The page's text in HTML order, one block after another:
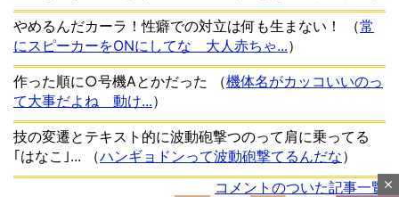
やめるんだカーラ！性癖での対立は何も生まない！
（常
にスピーカーをONにしてな 大人赤ちゃ...）
作った順に○号機Aとかだった
（機体名がカッコいいのっ
て大事だよね 動け...）
技の変遷とテキスト的に波動砲撃つのって肩に乗ってる
｢はなこ｣...
（ハンギョドンって波動砲撃てるんだな）
コメントのついた記事一覧close